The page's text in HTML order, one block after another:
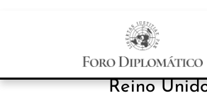
PROTAGONISTAS
Reino